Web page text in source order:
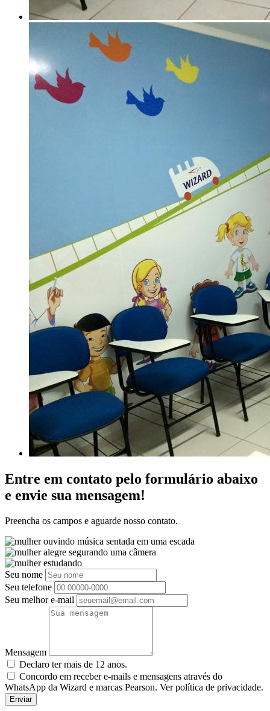
Entre em contato pelo formulário abaixo
e envie sua mensagem!
Preencha os campos e aguarde nosso contato.
Seu nome
Seu telefone
Seu melhor e-mail
Mensagem
Declaro ter mais de 12 anos.
Concordo em receber e-mails e mensagens através do
WhatsApp da Wizard e marcas Pearson. Ver política de privacidade.